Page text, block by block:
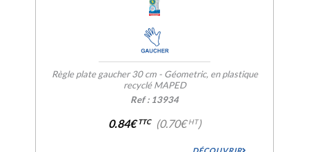
Règle plate gaucher 30 cm - Géometric, en plastique
recyclé MAPED
Ref : 13934
0.84€TTC (0.70€HT)